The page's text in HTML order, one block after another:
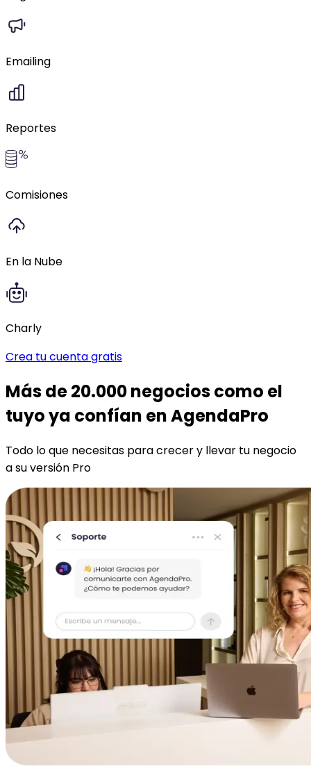
Emailing
Reportes
Comisiones
En la Nube
Charly
Crea tu cuenta gratis
Más de 20.000 negocios como el
tuyo ya confían en AgendaPro
Todo lo que necesitas para crecer y llevar tu negocio
a su versión Pro